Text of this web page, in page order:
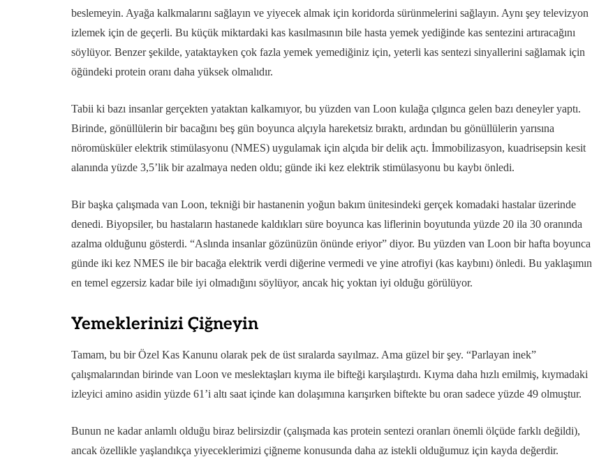
beslemeyin. Ayağa kalkmalarını sağlayın ve yiyecek almak için koridorda sürünmelerini sağlayın. Aynı şey televizyon
izlemek için de geçerli. Bu küçük miktardaki kas kasılmasının bile hasta yemek yediğinde kas sentezini artıracağını
söylüyor. Benzer şekilde, yataktayken çok fazla yemek yemediğiniz için, yeterli kas sentezi sinyallerini sağlamak için
öğündeki protein oranı daha yüksek olmalıdır.
Tabii ki bazı insanlar gerçekten yataktan kalkamıyor, bu yüzden van Loon kulağa çılgınca gelen bazı deneyler yaptı.
Birinde, gönüllülerin bir bacağını beş gün boyunca alçıyla hareketsiz bıraktı, ardından bu gönüllülerin yarısına
nöromüsküler elektrik stimülasyonu (NMES) uygulamak için alçıda bir delik açtı. İmmobilizasyon, kuadrisepsin kesit
alanında yüzde 3,5’lik bir azalmaya neden oldu; günde iki kez elektrik stimülasyonu bu kaybı önledi.
Bir başka çalışmada van Loon, tekniği bir hastanenin yoğun bakım ünitesindeki gerçek komadaki hastalar üzerinde
denedi. Biyopsiler, bu hastaların hastanede kaldıkları süre boyunca kas liflerinin boyutunda yüzde 20 ila 30 oranında
azalma olduğunu gösterdi. “Aslında insanlar gözünüzün önünde eriyor” diyor. Bu yüzden van Loon bir hafta boyunca
günde iki kez NMES ile bir bacağa elektrik verdi diğerine vermedi ve yine atrofiyi (kas kaybını) önledi. Bu yaklaşımın
en temel egzersiz kadar bile iyi olmadığını söylüyor, ancak hiç yoktan iyi olduğu görülüyor.
Yemeklerinizi Çiğneyin
Tamam, bu bir Özel Kas Kanunu olarak pek de üst sıralarda sayılmaz. Ama güzel bir şey. “Parlayan inek”
çalışmalarından birinde van Loon ve meslektaşları kıyma ile bifteği karşılaştırdı. Kıyma daha hızlı emilmiş, kıymadaki
izleyici amino asidin yüzde 61’i altı saat içinde kan dolaşımına karışırken biftekte bu oran sadece yüzde 49 olmuştur.
Bunun ne kadar anlamlı olduğu biraz belirsizdir (çalışmada kas protein sentezi oranları önemli ölçüde farklı değildi),
ancak özellikle yaşlandıkça yiyeceklerimizi çiğneme konusunda daha az istekli olduğumuz için kayda değerdir.